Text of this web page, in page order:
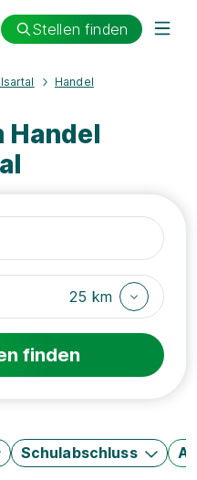
Stellen finden
Handel
Handel
25 km
finden
Schulabschluss